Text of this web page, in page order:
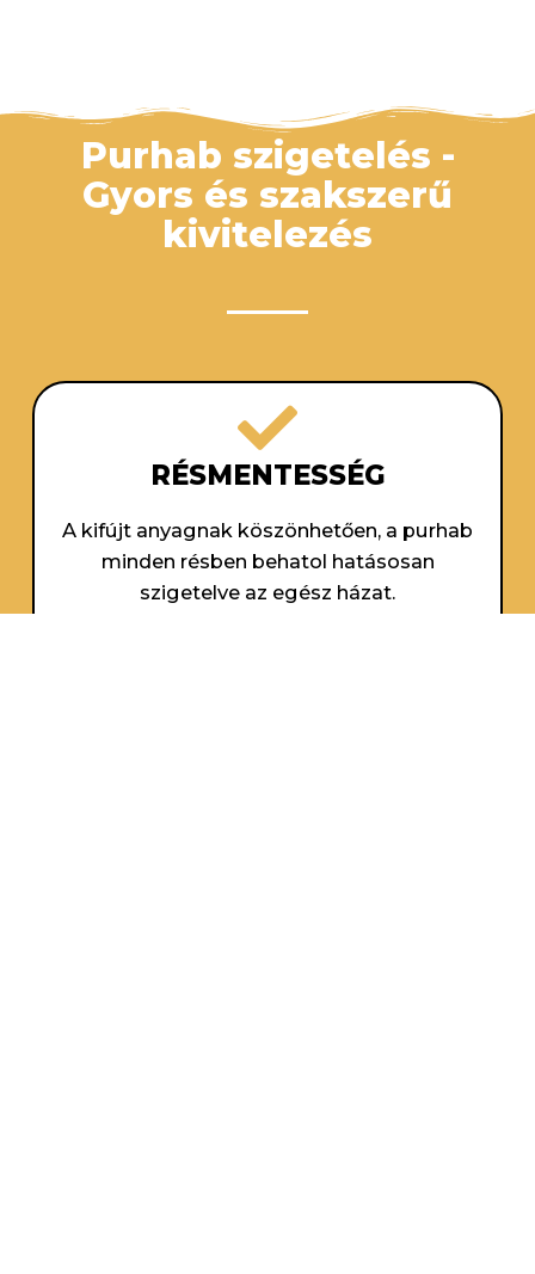
Purhab szigetelés -
Gyors és szakszerű
kivitelezés
RÉSMENTESSÉG
A kifújt anyagnak köszönhetően, a purhab
minden résben behatol hatásosan
szigetelve az egész házat.